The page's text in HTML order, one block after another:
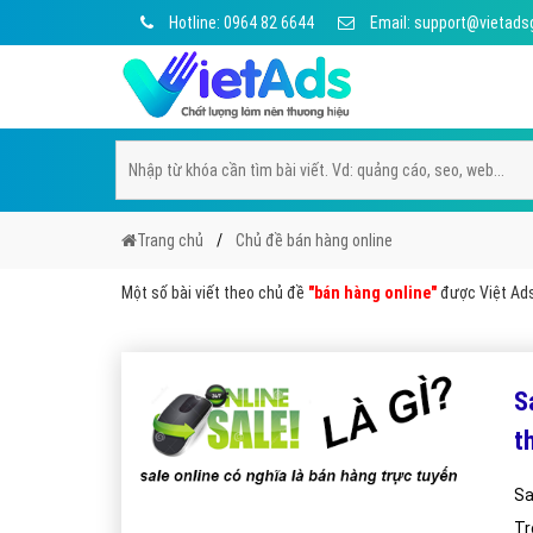
Hotline: 0964 82 6644 Email:
Trang chủ Chủ đề bán hàng online
Một số bài viết theo chủ đề "bán hàng online"được Việt